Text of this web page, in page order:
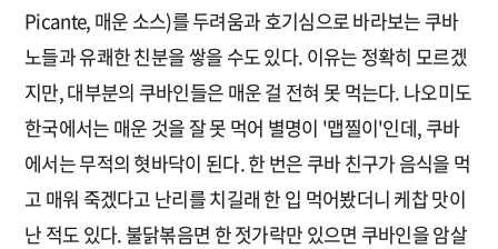
Picante, 매운 소스)를 두려움과 호기심으로 바라보는 쿠바
노들과 유쾌한 친분을 쌓을 수도 있다. 이유는 정확히 모르겠
지만, 대부분의 쿠바인들은 매운 걸 전혀 못 먹는다. 나오미도
한국에서는 매운 것을 잘 못 먹어 별명이 '맵찔이'인데, 쿠바
에서는 무적의 혓바닥이 된다. 한 번은 쿠바 친구가 음식을 먹
고 매워 죽겠다고 난리를 치길래 한 입 먹어봤더니 케찹 맛이
난 적도 있다. 불닭볶음면 한 젓가락만 있으면 쿠바인을 암살